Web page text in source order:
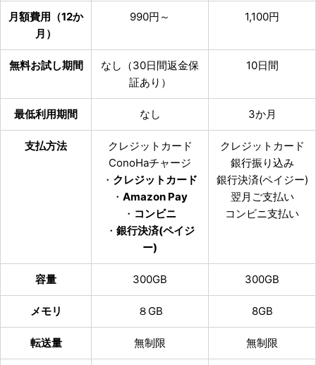
月額費用（12か
月）
990円～ 1,100円
無料お試し期間
なし（30日間返金保
証あり）
10日間
最低利用期間 なし 3か月
支払方法
クレジットカード
ConoHaチャージ
・ クレジットカード
・ Amazon Pay
・ コンビニ
・ 銀行決済(ペイジ
ー)
クレジットカード
銀行振り込み
銀行決済(ペイジー)
翌月ご支払い
コンビニ支払い
容量 300GB 300GB
メモリ ８GB 8GB
転送量 無制限 無制限